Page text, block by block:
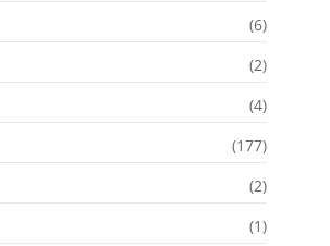
(6)
(2)
(4)
(177)
(2)
(1)